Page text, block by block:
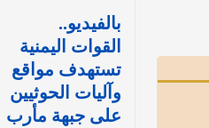
بالفيديو..
القوات اليمنية
تستهدف مواقع
وآليات الحوثيين
على جبهة مأرب